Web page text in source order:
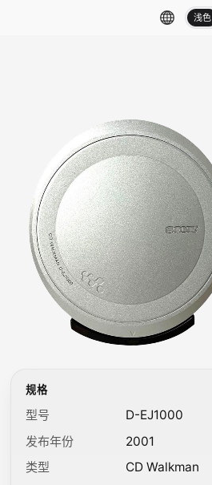
浅色
规格
型号
D-EJ1000
发布年份
2001
类型
CD Walkman